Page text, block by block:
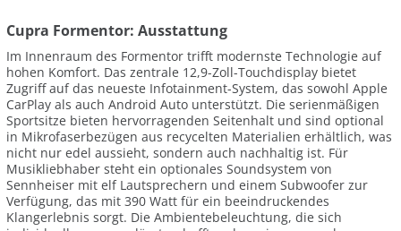
Cupra Formentor: Ausstattung
Im Innenraum des Formentor trifft modernste Technologie auf
hohen Komfort. Das zentrale 12,9-Zoll-Touchdisplay bietet
Zugriff auf das neueste Infotainment-System, das sowohl Apple
CarPlay als auch Android Auto unterstützt. Die serienmäßigen
Sportsitze bieten hervorragenden Seitenhalt und sind optional
in Mikrofaserbezügen aus recycelten Materialien erhältlich, was
nicht nur edel aussieht, sondern auch nachhaltig ist. Für
Musikliebhaber steht ein optionales Soundsystem von
Sennheiser mit elf Lautsprechern und einem Subwoofer zur
Verfügung, das mit 390 Watt für ein beeindruckendes
Klangerlebnis sorgt. Die Ambientebeleuchtung, die sich